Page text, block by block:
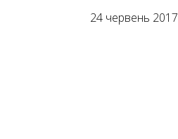
24 червень 2017